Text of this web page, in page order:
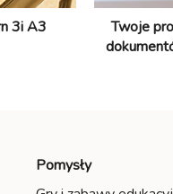
3i A3
Twoje
Pomysły